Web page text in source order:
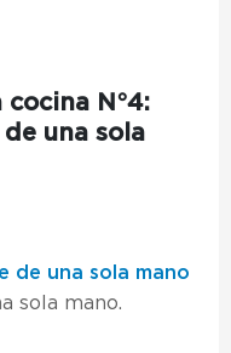
cocina N°4:
una sola
de una sola mano
sola mano.